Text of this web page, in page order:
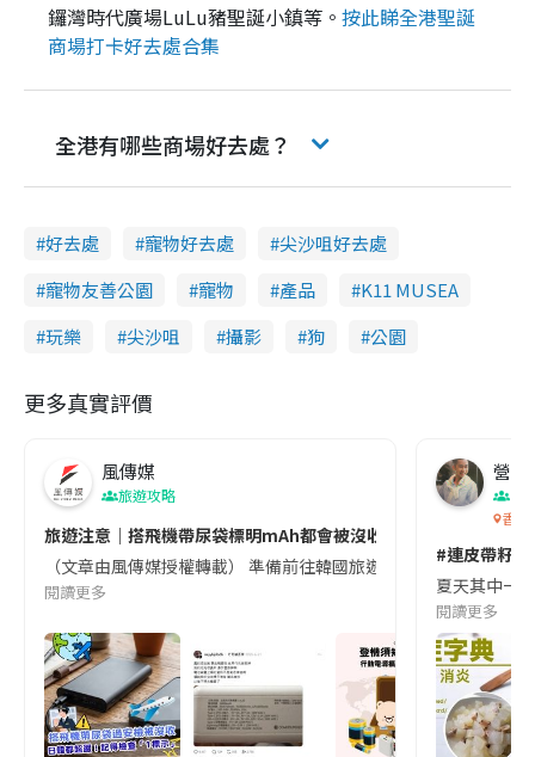
鑼灣時代廣場LuLu豬聖誕小鎮等。 按此睇全港聖誕
商場打卡好去處合集
全港有哪些商場好去處？
好去處 寵物好去處
尖沙咀好去處
寵物友善公園
寵物 產品
K11 MUSEA
玩樂
尖沙咀 攝影 狗 公園
更多真實評價
風傳媒
旅遊攻略
旅遊注意｜搭飛機帶尿袋標明mAh都會被沒收😱出發前切記檢查
（文章由風傳媒授權轉載） 準備前往韓國旅遊的民眾，近期要
閱讀更多
營養
香港
#連皮帶籽
夏天其中一
閱讀更多